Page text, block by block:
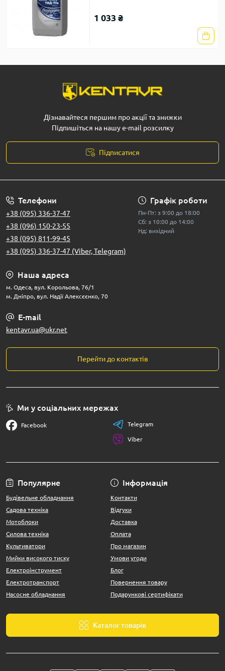
1 033 ₴
Дізнавайтеся першим про акції та знижки
Підпишіться на нашу e-mail розсилку
Підписатися
Телефони
+38 (095) 336-37-47
+38 (096) 150-23-55
+38 (095) 811-99-45
+38 (095) 336-37-47 (Viber, Telegram)
Графік роботи
Пн-Пт: з 9:00 до 18:00
Сб: з 10:00 до 14:00
Нд: вихідний
Наша адреса
м. Одеса, вул. Корольова, 76/1
м. Дніпро, вул. Надії Алексєєнко, 70
E-mail
kentavr.ua@ukr.net
Перейти до контактів
Популярне
Будівельне обладнання
Садова техніка
Мотоблоки
Силова техніка
Культиватори
Мийки високого тиску
Електроінструмент
Електротранспорт
Насосне обладнання
Інформація
Контакти
Відгуки
Доставка
Оплата
Про магазин
Умови угоди
Блог
Повернення товару
Подарункові сертифікати
Каталог товарів
Ми у соціальних мережах
Facebook Telegram
Viber